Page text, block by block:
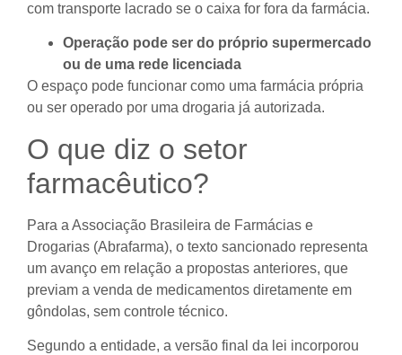
com transporte lacrado se o caixa for fora da farmácia.
Operação pode ser do próprio supermercado
ou de uma rede licenciada
O espaço pode funcionar como uma farmácia própria
ou ser operado por uma drogaria já autorizada.
O que diz o setor
farmacêutico?
Para a Associação Brasileira de Farmácias e
Drogarias (Abrafarma), o texto sancionado representa
um avanço em relação a propostas anteriores, que
previam a venda de medicamentos diretamente em
gôndolas, sem controle técnico.
Segundo a entidade, a versão final da lei incorporou